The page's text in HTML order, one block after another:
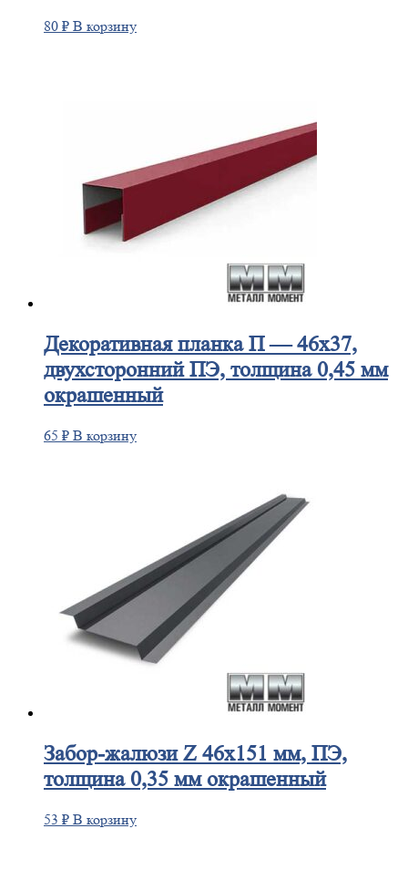
80 ₽ В корзину
Декоративнаяпланка П — 46х37,
двухсторонний ПЭ, толщина 0,45 мм
окрашенный
65 ₽ В корзину
Забор-жалюзиZ 46х151 мм, ПЭ,
толщина 0,35 мм окрашенный
53 ₽ В корзину